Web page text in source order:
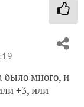
было много, и
+3, или